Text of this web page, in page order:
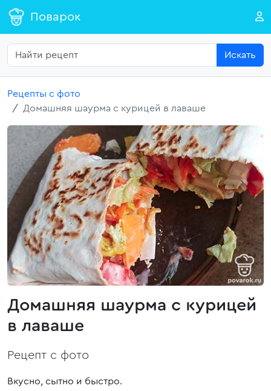
Поварок
Искать
Рецепты с фото
Домашняя шаурма с курицей в лаваше
Домашняя шаурма с курицей
в лаваше
Рецепт с фото
Вкусно, сытно и быстро.